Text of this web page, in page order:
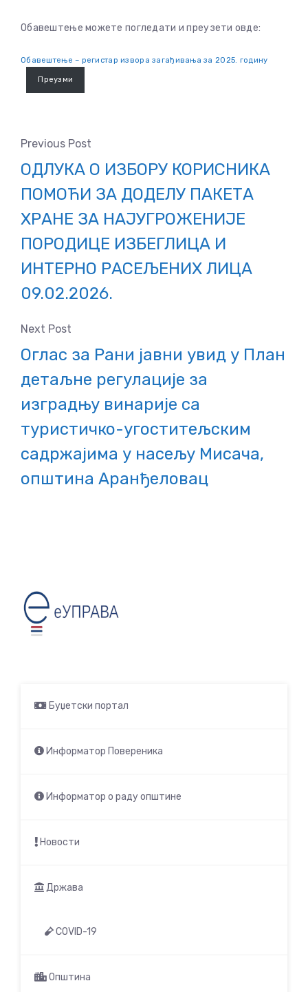
Обавештење можете погледати и преузети овде:
Обавештење – регистар извора загађивања за 2025. годину
Преузми
Previous Post
ОДЛУКА О ИЗБОРУ КОРИСНИКА
ПОМОЋИ ЗА ДОДЕЛУ ПАКЕТА
ХРАНЕ ЗА НАЈУГРОЖЕНИЈЕ
ПОРОДИЦЕ ИЗБЕГЛИЦА И
ИНТЕРНО РАСЕЉЕНИХ ЛИЦА
09.02.2026.
Next Post
Оглас за Рани јавни увид у План
детаљне регулације за
изградњу винарије са
туристичко-угоститељским
садржајима у насељу Мисача,
општина Аранђеловац
Буџетски портал
Информатор Повереника
Информатор о раду општине
Новости
Држава
COVID-19
Општина